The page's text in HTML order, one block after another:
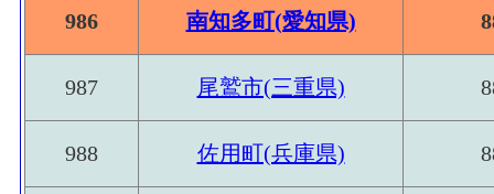
986 南知多町(愛知県)
987 尾鷲市(三重県)
988 佐用町(兵庫県)